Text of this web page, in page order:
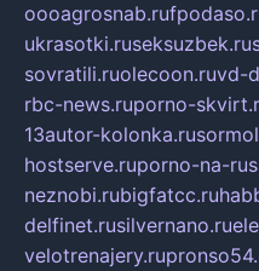
oooagrosnab.ru
ukrasotki.ruseksuzbek.ru
sovratili.ruolecoon.ruvd-
rbc-news.ruporno-
13autor-kolonka.ru
hostserve.ruporno-na-
neznobi.rubigfatcc.ru
delfinet.rusilvernano.ru
velotrenajery.ru